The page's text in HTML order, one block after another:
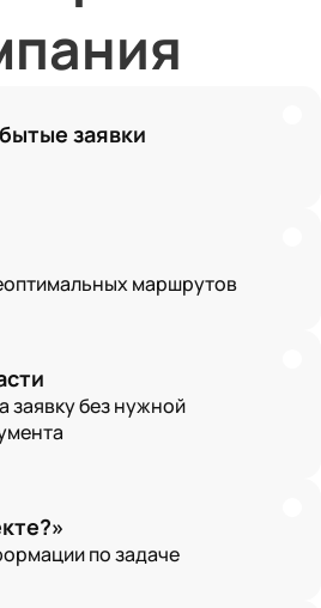
заявки
маршрутов
заявку без нужной
по задаче